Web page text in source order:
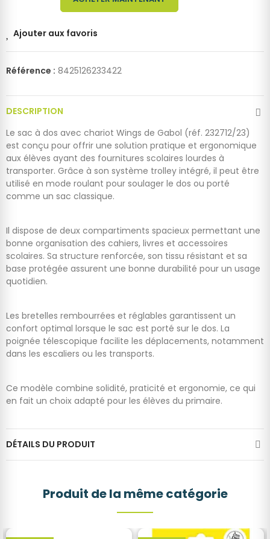
Ajouter aux favoris
Référence : 8425126233422
DESCRIPTION
Le sac à dos avec chariot Wings de Gabol (réf. 232712/23)
est conçu pour offrir une solution pratique et ergonomique
aux élèves ayant des fournitures scolaires lourdes à
transporter. Grâce à son système trolley intégré, il peut être
utilisé en mode roulant pour soulager le dos ou porté
comme un sac classique.
Il dispose de deux compartiments spacieux permettant une
bonne organisation des cahiers, livres et accessoires
scolaires. Sa structure renforcée, son tissu résistant et sa
base protégée assurent une bonne durabilité pour un usage
quotidien.
Les bretelles rembourrées et réglables garantissent un
confort optimal lorsque le sac est porté sur le dos. La
poignée télescopique facilite les déplacements, notamment
dans les escaliers ou les transports.
Ce modèle combine solidité, praticité et ergonomie, ce qui
en fait un choix adapté pour les élèves du primaire.
DÉTAILS DU PRODUIT
Produit de la même catégorie